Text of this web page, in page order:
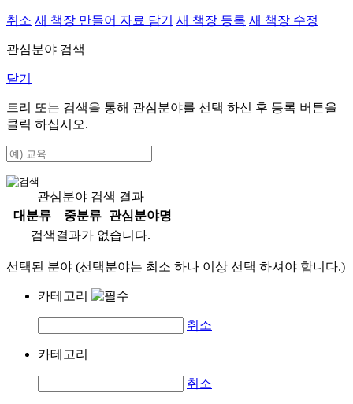
취소 새 책장 만들어 자료 담기 새 책장 등록 새 책장 수정
관심분야 검색
닫기
트리 또는 검색을 통해 관심분야를 선택 하신 후 등록 버튼을
클릭 하십시오.
관심분야 검색 결과
대분류
중분류
관심분야명
검색결과가 없습니다.
선택된 분야 (선택분야는 최소 하나 이상 선택 하셔야 합니다.)
카테고리
취소
카테고리
취소